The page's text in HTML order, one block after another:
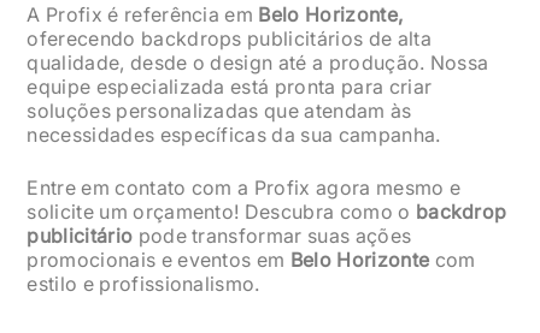
A Profix é referência em Belo Horizonte,
oferecendo backdrops publicitários de alta
qualidade, desde o design até a produção. Nossa
equipe especializada está pronta para criar
soluções personalizadas que atendam às
necessidades específicas da sua campanha.
Entre em contato com a Profix agora mesmo e
solicite um orçamento! Descubra como o backdrop
publicitário pode transformar suas ações
promocionais e eventos em Belo Horizonte com
estilo e profissionalismo.